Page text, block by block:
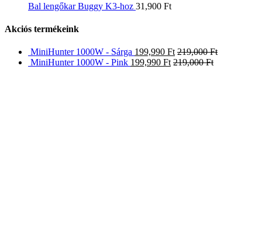
Bal lengőkar Buggy K3-hoz 31,900 Ft
Akciós termékeink
MiniHunter 1000W - Sárga 199,990 Ft 219,000Ft
MiniHunter 1000W - Pink 199,990 Ft 219,000Ft